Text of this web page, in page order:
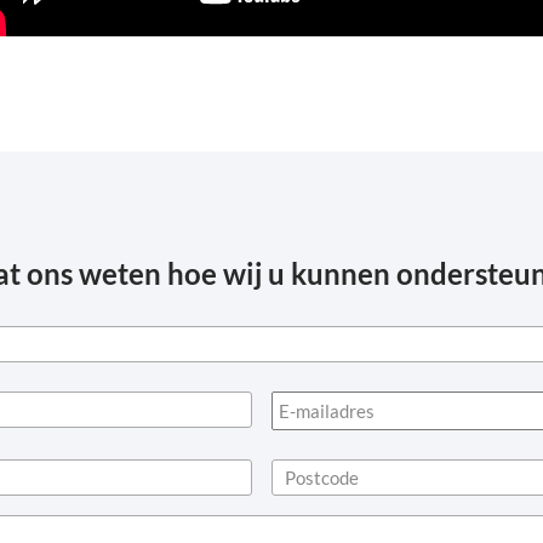
ons weten hoe wij u kunnen